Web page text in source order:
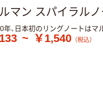
マン スパイラル
年、日本初のリングノートは
~ ￥1,540 （税込）